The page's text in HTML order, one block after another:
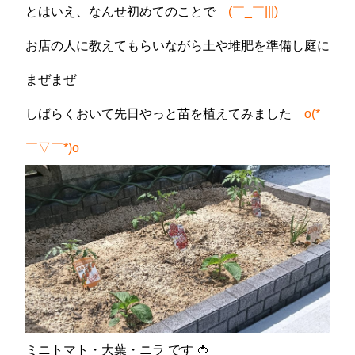
とはいえ、なんせ初めてのことで (￣_￣|||)
お店の人に教えてもらいながら土や堆肥を準備し庭に
まぜまぜ
しばらくおいて先日やっと苗を植えてみました o(*
￣▽￣*)o
ミニトマト・大葉・ニラ です 🍅